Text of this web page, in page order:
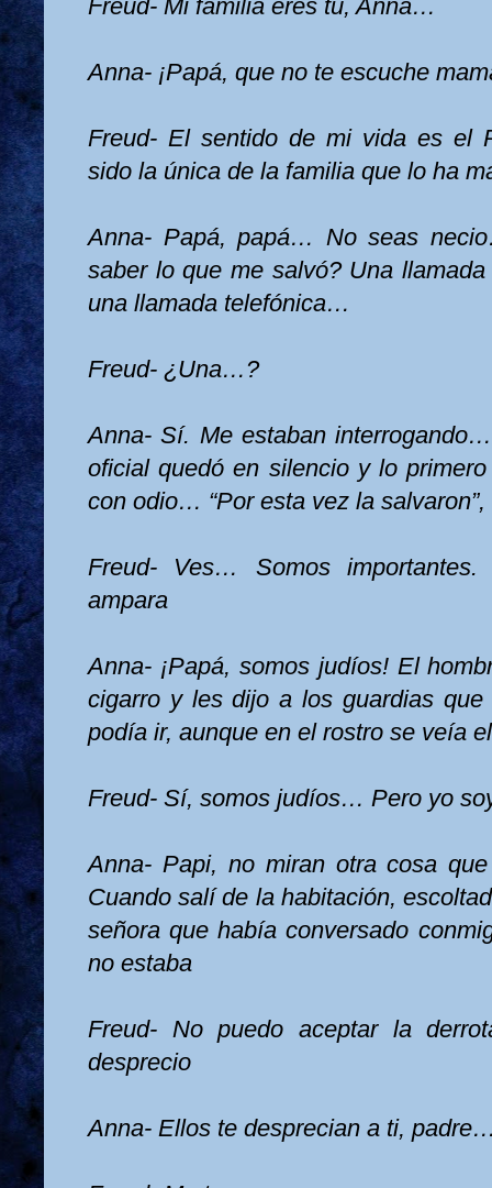
Freud- Mi familia eres tú, Anna…
Anna- ¡Papá, que no te escuche
Freud- El sentido de mi vida es el
sido la única de la familia que lo ha
Anna- Papá, papá… No seas
saber lo que me salvó? Una
una llamada telefónica…
Freud- ¿Una…?
Anna- Sí. Me estaban
oficial quedó en silencio y lo
con odio… “Por esta vez la
Freud- Ves… Somos
ampara
Anna- ¡Papá, somos judíos! El
cigarro y les dijo a los guardias
podía ir, aunque en el rostro se veía
Freud- Sí, somos judíos… Pero yo
Anna- Papi, no miran otra cosa
Cuando salí de la habitación,
señora que había conversado
no estaba
Freud- No puedo aceptar la
desprecio
Anna- Ellos te desprecian a ti,